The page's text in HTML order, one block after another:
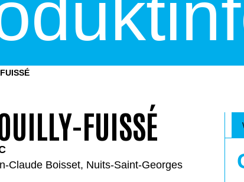
FUISSÉ
Claude Boisset, Nuits-Saint-Georges